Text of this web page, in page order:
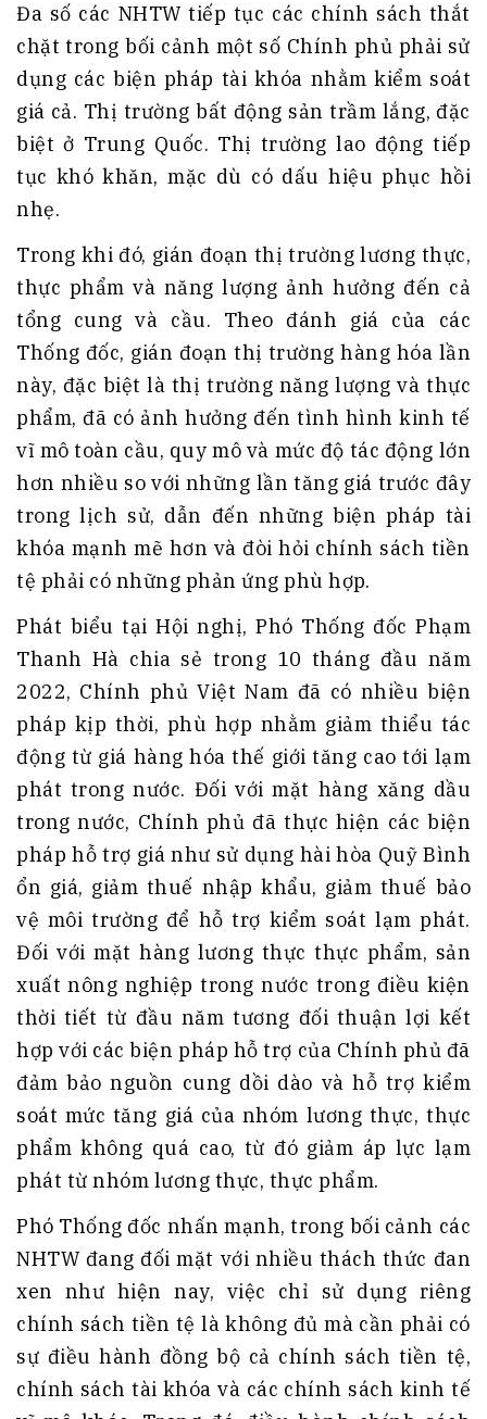
Đa số các NHTW tiếp tục các chính sách thắt
chặt trong bối cảnh một số Chính phủ phải sử
dụng các biện pháp tài khóa nhằm kiểm soát
giá cả. Thị trường bất động sản trầm lắng, đặc
biệt ở Trung Quốc. Thị trường lao động tiếp
tục khó khăn, mặc dù có dấu hiệu phục hồi
nhẹ.
Trong khi đó, gián đoạn thị trường lương thực,
thực phẩm và năng lượng ảnh hưởng đến cả
tổng cung và cầu. Theo đánh giá của các
Thống đốc, gián đoạn thị trường hàng hóa lần
này, đặc biệt là thị trường năng lượng và thực
phẩm, đã có ảnh hưởng đến tình hình kinh tế
vĩ mô toàn cầu, quy mô và mức độ tác động lớn
hơn nhiều so với những lần tăng giá trước đây
trong lịch sử, dẫn đến những biện pháp tài
khóa mạnh mẽ hơn và đòi hỏi chính sách tiền
tệ phải có những phản ứng phù hợp.
Phát biểu tại Hội nghị, Phó Thống đốc Phạm
Thanh Hà chia sẻ trong 10 tháng đầu năm
2022, Chính phủ Việt Nam đã có nhiều biện
pháp kịp thời, phù hợp nhằm giảm thiểu tác
động từ giá hàng hóa thế giới tăng cao tới lạm
phát trong nước. Đối với mặt hàng xăng dầu
trong nước, Chính phủ đã thực hiện các biện
pháp hỗ trợ giá như sử dụng hài hòa Quỹ Bình
ổn giá, giảm thuế nhập khẩu, giảm thuế bảo
vệ môi trường để hỗ trợ kiểm soát lạm phát.
Đối với mặt hàng lương thực thực phẩm, sản
xuất nông nghiệp trong nước trong điều kiện
thời tiết từ đầu năm tương đối thuận lợi kết
hợp với các biện pháp hỗ trợ của Chính phủ đã
đảm bảo nguồn cung dồi dào và hỗ trợ kiểm
soát mức tăng giá của nhóm lương thực, thực
phẩm không quá cao, từ đó giảm áp lực lạm
phát từ nhóm lương thực, thực phẩm.
Phó Thống đốc nhấn mạnh, trong bối cảnh các
NHTW đang đối mặt với nhiều thách thức đan
xen như hiện nay, việc chỉ sử dụng riêng
chính sách tiền tệ là không đủ mà cần phải có
sự điều hành đồng bộ cả chính sách tiền tệ,
chính sách tài khóa và các chính sách kinh tế